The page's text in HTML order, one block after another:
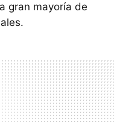
gran mayoría de